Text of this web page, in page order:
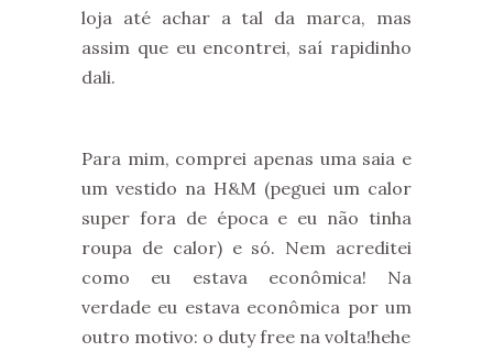
loja até achar a tal da marca, mas
assim que eu encontrei, saí rapidinho
dali.
Para mim, comprei apenas uma saia e
um vestido na H&M (peguei um calor
super fora de época e eu não tinha
roupa de calor) e só. Nem acreditei
como eu estava econômica! Na
verdade eu estava econômica por um
outro motivo: o duty free na volta!hehe